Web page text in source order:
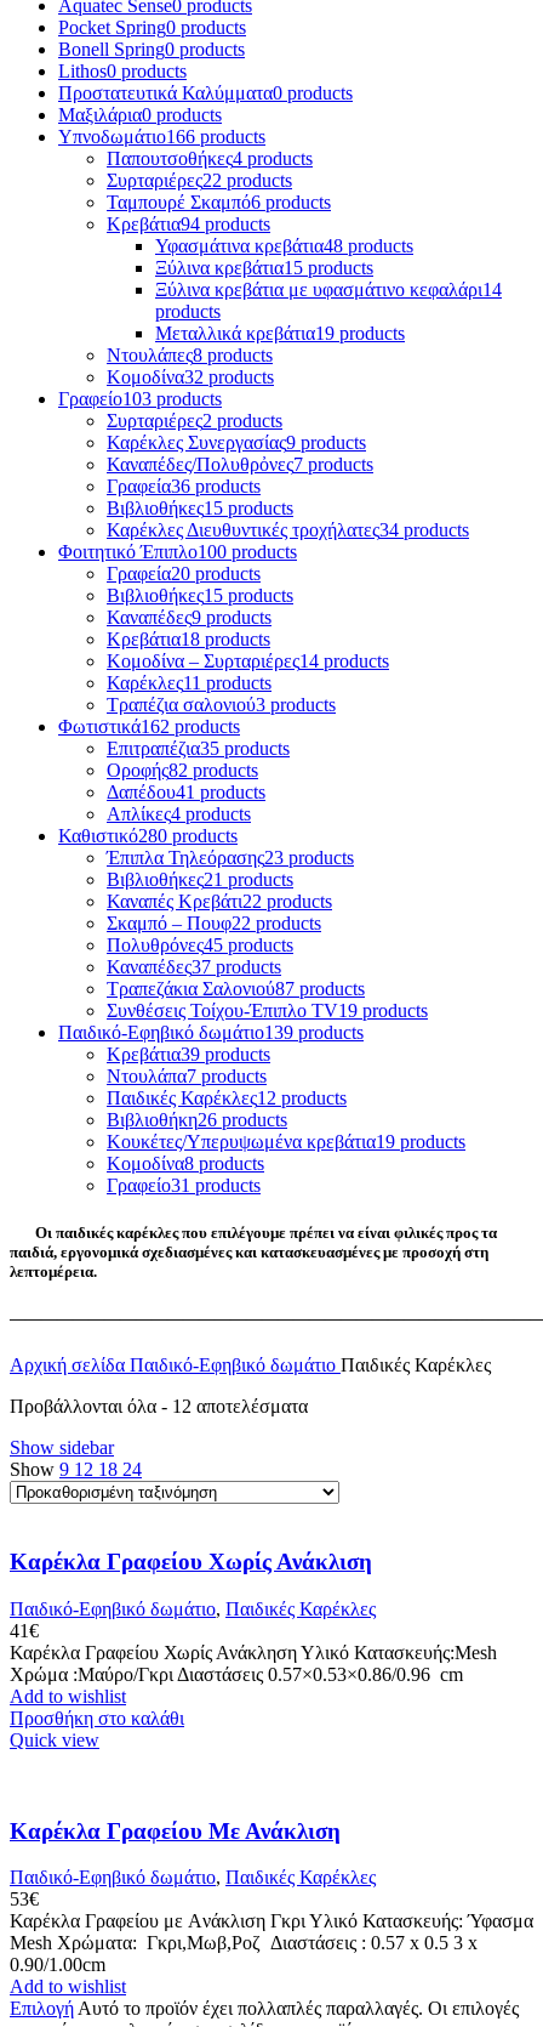
Aquatec Sense0 products
Pocket Spring0 products
Bonell Spring0 products
Lithos0 products
Προστατευτικά Καλύμματα0 products
Μαξιλάρια0 products
Υπνοδωμάτιο166 products
Παπουτσοθήκες4 products
Συρταριέρες22 products
Ταμπουρέ Σκαμπό6 products
Κρεβάτια94 products
Υφασμάτινα κρεβάτια48 products
Ξύλινα κρεβάτια15 products
Ξύλινα κρεβάτια με υφασμάτινο κεφαλάρι14
products
Mεταλλικά κρεβάτια19 products
Ντουλάπες8 products
Κομοδίνα32 products
Γραφείο103 products
Συρταριέρες2 products
Καρέκλες Συνεργασίας9 products
Καναπέδες/Πολυθρὀνες7 products
Γραφεία36 products
Βιβλιοθήκες15 products
Καρέκλες Διευθυντικές τροχήλατες34 products
Φοιτητικό Έπιπλο100 products
Γραφεία20 products
Βιβλιοθήκες15 products
Καναπέδες9 products
Κρεβάτια18 products
Κομοδίνα – Συρταριέρες14 products
Καρέκλες11 products
Τραπέζια σαλονιού3 products
Φωτιστικά162 products
Επιτραπέζια35 products
Οροφής82 products
Δαπέδου41 products
Απλίκες4 products
Καθιστικό280 products
Έπιπλα Τηλεόρασης23 products
Βιβλιοθήκες21 products
Καναπές Κρεβάτι22 products
Σκαμπό – Πουφ22 products
Πολυθρόνες45 products
Καναπέδες37 products
Τραπεζάκια Σαλονιού87 products
Συνθέσεις Τοίχου-Έπιπλο TV19 products
Παιδικό-Εφηβικό δωμάτιο139 products
Κρεβάτια39 products
Ντουλάπα7 products
Παιδικές Καρέκλες12 products
Βιβλιοθήκη26 products
Κουκέτες/Υπερυψωμένα κρεβάτια19 products
Κομοδίνα8 products
Γραφείο31 products
Οι παιδικές καρέκλες που επιλέγουμε πρέπει να είναι φιλικές προς τα
παιδιά, εργονομικά σχεδιασμένες και κατασκευασμένες με προσοχή στη
λεπτομέρεια.
Αρχική σελίδα Παιδικό-Εφηβικό δωμάτιο Παιδικές Καρέκλες
Προβάλλονται όλα - 12 αποτελέσματα
Show sidebar
Show 9 12 18 24
Καρέκλα Γραφείου Χωρίς Ανάκλιση
Παιδικό-Εφηβικό δωμάτιο, Παιδικές Καρέκλες
41€
Καρέκλα Γραφείου Χωρίς Ανάκληση Υλικό Κατασκευής:Mesh
Χρώμα :Μαύρο/Γκρι Διαστάσεις 0.57×0.53×0.86/0.96 cm
Add to wishlist
Προσθήκη στο καλάθι
Quick view
Καρέκλα Γραφείου Με Ανάκλιση
Παιδικό-Εφηβικό δωμάτιο, Παιδικές Καρέκλες
53€
Καρέκλα Γραφείου με Aνάκλιση Γκρι Υλικό Κατασκευής: Ύφασμα
Mesh Χρώματα: Γκρι,Μωβ,Ροζ Διαστάσεις : 0.57 x 0.5 3 x
0.90/1.00cm
Add to wishlist
Επιλογή Αυτό το προϊόν έχει πολλαπλές παραλλαγές. Οι επιλογές